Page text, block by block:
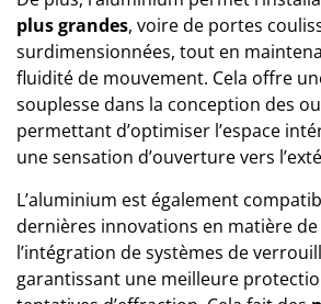
plus grandes, voire de portes
surdimensionnées, tout en
fluidité de mouvement. Cela offre
souplesse dans la conception des
permettant d’optimiser l’espace
une sensation d’ouverture vers
L’aluminium est également
dernières innovations en matière
l’intégration de systèmes de
garantissant une meilleure